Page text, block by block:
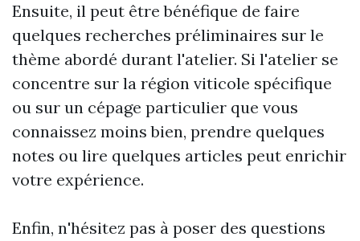
Ensuite, il peut être bénéfique de faire
quelques recherches préliminaires sur le
thème abordé durant l'atelier. Si l'atelier se
concentre sur la région viticole spécifique
ou sur un cépage particulier que vous
connaissez moins bien, prendre quelques
notes ou lire quelques articles peut enrichir
votre expérience.
Enfin, n'hésitez pas à poser des questions